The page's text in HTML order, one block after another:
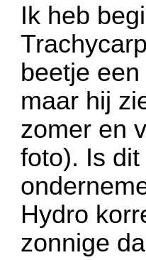
Ik heb
beetje
maar hij
zomer en
foto). Is
Hydro
zonnige